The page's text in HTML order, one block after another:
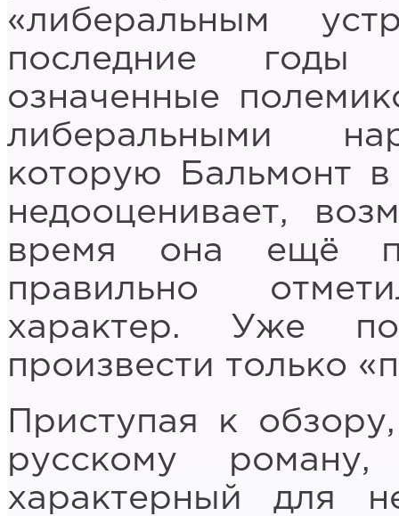
«либеральным
последние годы
означенные
либеральными
которую Бальмонт
недооценивает,
время она ещё
правильно
характер. Уже
произвести только
Приступая к
русскому
характерный для